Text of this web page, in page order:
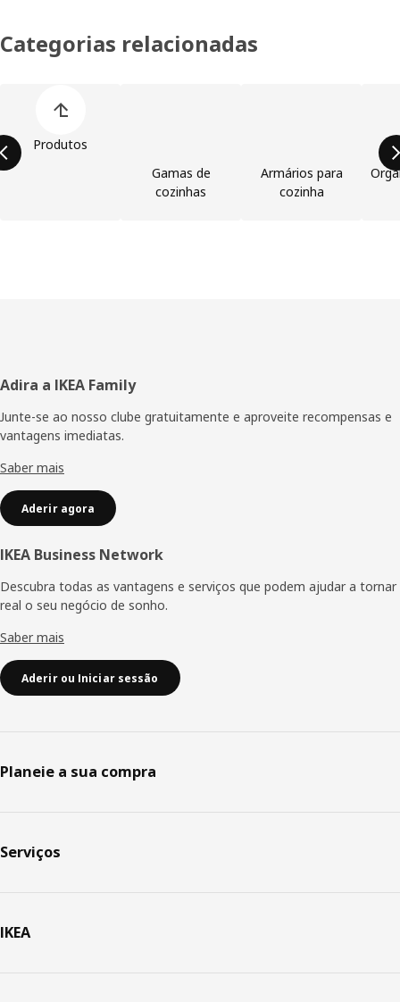
Categorias relacionadas
Produtos
Gamas de
cozinhas
Armários para
cozinha
Rodapé
Adira a IKEA Family
Junte-se ao nosso clube gratuitamente e aproveite recompensas e
vantagens imediatas.
Saber mais
Aderir agora
IKEA Business Network
Descubra todas as vantagens e serviços que podem ajudar a tornar
real o seu negócio de sonho.
Saber mais
Aderir ou Iniciar sessão
Planeie a sua compra
Serviços
IKEA